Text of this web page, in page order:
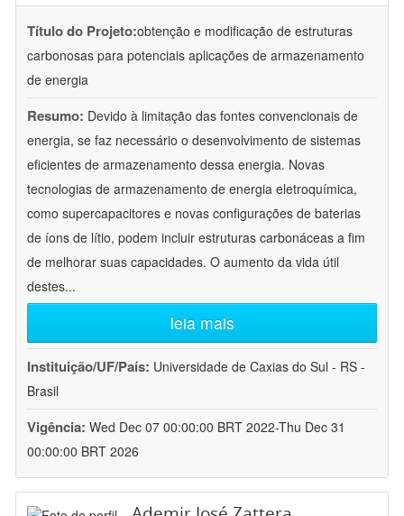
Título do Projeto:obtenção e modificação de estruturas
carbonosas para potenciais aplicações de armazenamento
de energia
Resumo: Devido à limitação das fontes convencionais de
energia, se faz necessário o desenvolvimento de sistemas
eficientes de armazenamento dessa energia. Novas
tecnologias de armazenamento de energia eletroquímica,
como supercapacitores e novas configurações de baterias
de íons de lítio, podem incluir estruturas carbonáceas a fim
de melhorar suas capacidades. O aumento da vida útil
destes...
leia mais
Instituição/UF/País: Universidade de Caxias do Sul - RS -
Brasil
Vigência: Wed Dec 07 00:00:00 BRT 2022-Thu Dec 31
00:00:00 BRT 2026